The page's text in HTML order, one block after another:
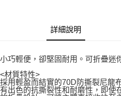
詳細說明
小巧輕便，卻堅固耐用。可折疊迷
<材質特性>
採用輕盈而結實的70D防撕裂尼龍
有出色的抗撕裂性和耐磨性，即使